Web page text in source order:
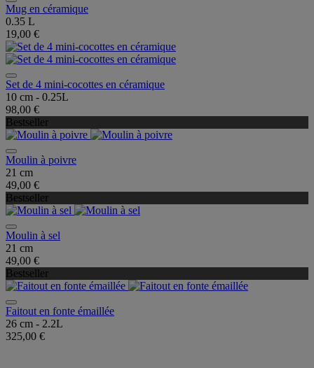
Mug en céramique
0.35 L
19,00 €
Set de 4 mini-cocottes en céramique
10 cm - 0.25L
98,00 €
Bestseller
Moulin à poivre
21 cm
49,00 €
Bestseller
Moulin à sel
21 cm
49,00 €
Bestseller
Faitout en fonte émaillée
26 cm - 2.2L
325,00 €